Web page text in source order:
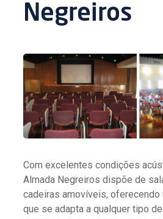
Negreiros
Com excelentes condições
Almada Negreiros dispõe de
cadeiras amovíveis,
que se adapta a qualquer tipo